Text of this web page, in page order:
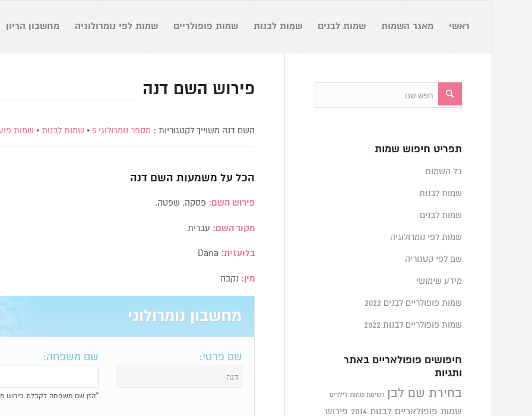
ראשי מאגר השמות שמות לבנים שמות לבנות שמות פופולריים שמות לפי נומרולוגיה מחשבון הריון
פירוש השם דנה
השם דנה משוייך לקטגוריות : מספר נומרולוגי 5 • שמות לבנות • שמות
הכל על משמעות השםדנה
פירוש השם: פסקה, שפטה.
מקור השם: עברית
בלועזית:
מין: נקבה
מחשבון נומרולוגי
שם פרטי: שם משפחה:
*הזן שם משפחה לקבלת פירוש
תפריט חיפוש שמות
כל השמות
שמות לבנות
שמות לבנים
שמות לפי נומרולוגיה
שם לפי קטגוריה
מידע שימושי
שמות פופולריים לבנים 2022
שמות פופולריים לבנות 2022
חיפושים פופולאריים באתר
ותגיות
בחירת שם לבן רשימת שמות לילדים
שמות פופולאריים לבנות 2014 פירוש